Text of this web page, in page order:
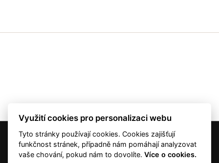
© 2001 — 2026 Copyright CMI News a dodavatelé obsahu. |
Využití cookies pro personalizaci webu
Tyto stránky používají cookies. Cookies zajišťují
funkčnost stránek, případně nám pomáhají analyzovat
vaše chování, pokud nám to dovolíte.Více o cookies.